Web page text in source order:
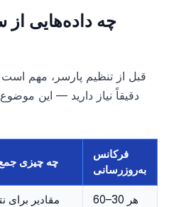
چه داده‌هایی
قبل از تنظیم پارسر، مهم
دقیقاً نیاز دارید — این
چه چیزی
فرکانس
به‌روزرسانی
مقادیر برای
هر 30–60